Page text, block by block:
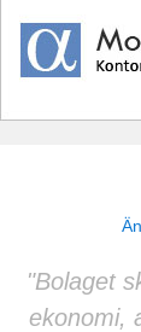
"Bolaget
ekonomi,